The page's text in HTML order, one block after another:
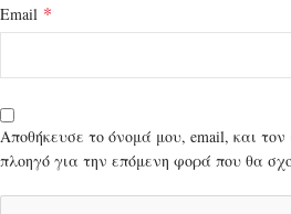
Email *
Αποθήκευσε το όνομά μου, email, και
πλοηγό για την επόμενη φορά που θα